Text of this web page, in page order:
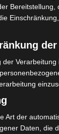
den 17.
Neu
Bereitstellung,
der
Art der
Daten, die